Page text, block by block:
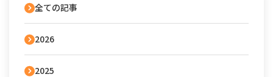
全ての記事
2026
2025